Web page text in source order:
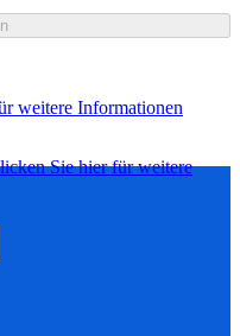
weitere Informationen
Sie hier für weitere